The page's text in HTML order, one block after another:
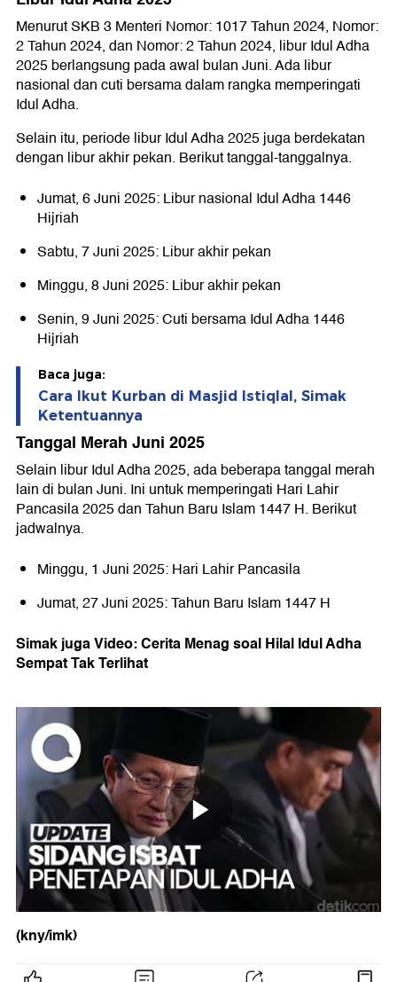
Menurut SKB 3 Menteri Nomor: 1017 Tahun 2024, Nomor:
2 Tahun 2024, dan Nomor: 2 Tahun 2024, libur Idul Adha
2025 berlangsung pada awal bulan Juni. Ada libur
nasional dan cuti bersama dalam rangka memperingati
Idul Adha.
Selain itu, periode libur Idul Adha 2025 juga berdekatan
dengan libur akhir pekan. Berikut tanggal-tanggalnya.
Jumat, 6 Juni 2025: Libur nasional Idul Adha 1446
Hijriah
Sabtu, 7 Juni 2025: Libur akhir pekan
Minggu, 8 Juni 2025: Libur akhir pekan
Senin, 9 Juni 2025: Cuti bersama Idul Adha 1446
Hijriah
Baca juga:
Cara Ikut Kurban di Masjid Istiqlal, Simak
Ketentuannya
Tanggal Merah Juni 2025
Selain libur Idul Adha 2025, ada beberapa tanggal merah
lain di bulan Juni. Ini untuk memperingati Hari Lahir
Pancasila 2025 dan Tahun Baru Islam 1447 H. Berikut
jadwalnya.
Minggu, 1 Juni 2025: Hari Lahir Pancasila
Jumat, 27 Juni 2025: Tahun Baru Islam 1447 H
Simak juga Video: Cerita Menag soal Hilal Idul Adha
Sempat Tak Terlihat
(kny/imk)